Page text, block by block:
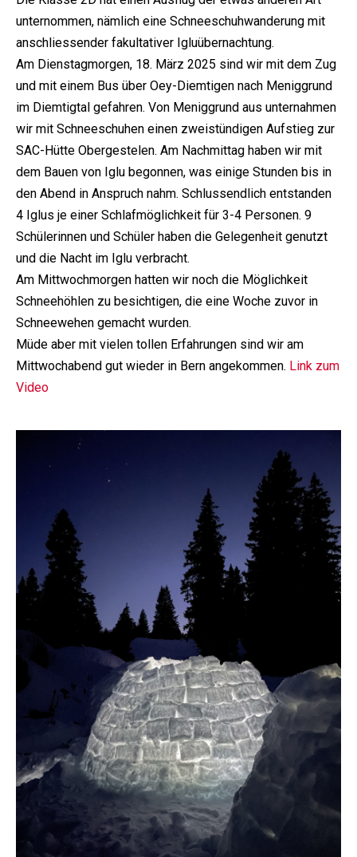
unternommen, nämlich eine Schneeschuhwanderung mit
anschliessender fakultativer Igluübernachtung.
Am Dienstagmorgen, 18. März 2025 sind wir mit dem Zug
und mit einem Bus über Oey-Diemtigen nach Meniggrund
im Diemtigtal gefahren. Von Meniggrund aus unternahmen
wir mit Schneeschuhen einen zweistündigen Aufstieg zur
SAC-Hütte Obergestelen. Am Nachmittag haben wir mit
dem Bauen von Iglu begonnen, was einige Stunden bis in
den Abend in Anspruch nahm. Schlussendlich entstanden
4 Iglus je einer Schlafmöglichkeit für 3-4 Personen. 9
Schülerinnen und Schüler haben die Gelegenheit genutzt
und die Nacht im Iglu verbracht.
Am Mittwochmorgen hatten wir noch die Möglichkeit
Schneehöhlen zu besichtigen, die eine Woche zuvor in
Schneewehen gemacht wurden.
Müde aber mit vielen tollen Erfahrungen sind wir am
Mittwochabend gut wieder in Bern angekommen. Link zum
Video